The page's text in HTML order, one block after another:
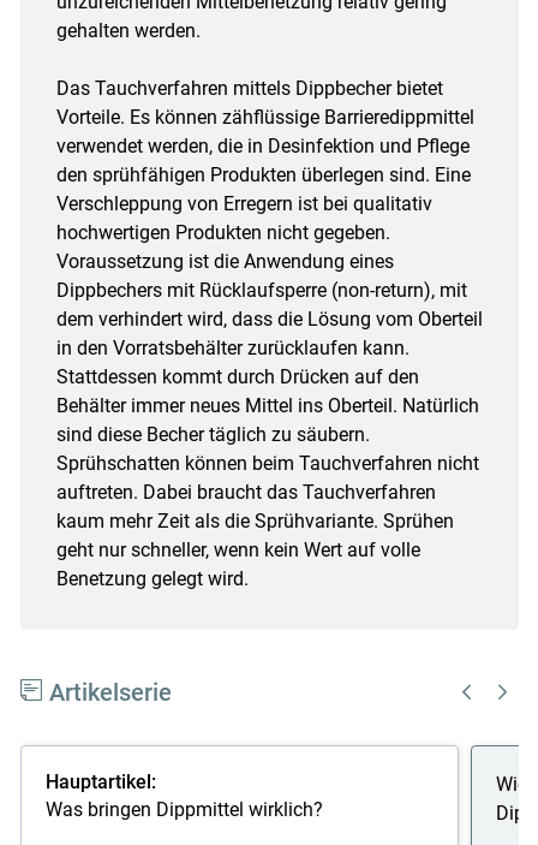
gehalten werden.
Das Tauchverfahren mittels Dippbecher bietet
Vorteile. Es können zähflüssige Barrieredippmittel
verwendet werden, die in Desinfektion und Pflege
den sprühfähigen Produkten überlegen sind. Eine
Verschleppung von Erregern ist bei qualitativ
hochwertigen Produkten nicht gegeben.
Voraussetzung ist die Anwendung eines
Dippbechers mit Rücklaufsperre (non-return), mit
dem verhindert wird, dass die Lösung vom Oberteil
in den Vorratsbehälter zurücklaufen kann.
Stattdessen kommt durch Drücken auf den
Behälter immer neues Mittel ins Oberteil. Natürlich
sind diese Becher täglich zu säubern.
Sprühschatten können beim Tauchverfahren nicht
auftreten. Dabei braucht das Tauchverfahren
kaum mehr Zeit als die Sprühvariante. Sprühen
geht nur schneller, wenn kein Wert auf volle
Benetzung gelegt wird.
Artikelserie
Hauptartikel:
Was bringen Dippmittel wirklich?
Wie